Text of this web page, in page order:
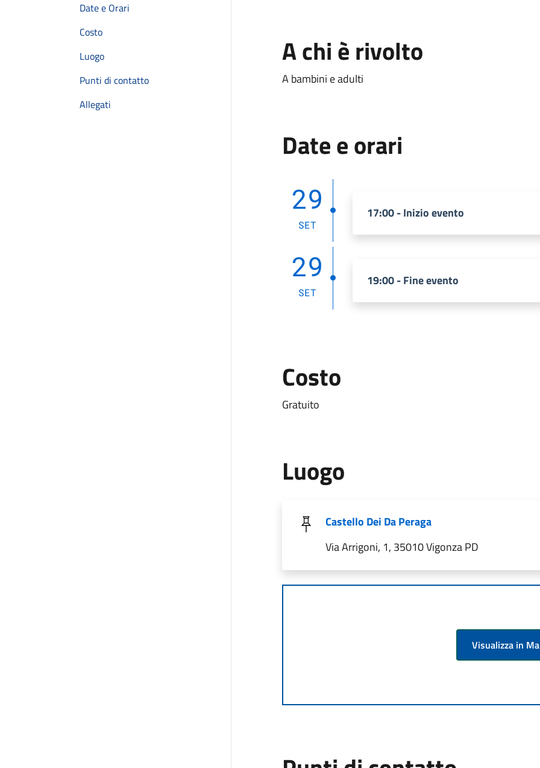
Date e Orari
Costo
Luogo
Punti di contatto
Allegati
A chi è rivolto
A bambini e adulti
Date e orari
29
SET
17:00 - Inizio evento
29
SET
19:00 - Fine evento
Costo
Gratuito
Luogo
Castello Dei Da Peraga
Via Arrigoni, 1, 35010 Vigonza PD
Visualizza in